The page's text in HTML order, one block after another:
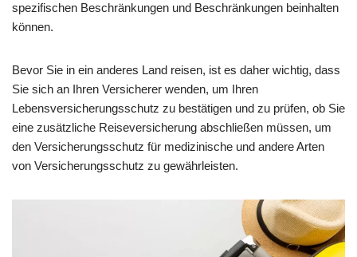
spezifischen Beschränkungen und Beschränkungen beinhalten
können.
Bevor Sie in ein anderes Land reisen, ist es daher wichtig, dass
Sie sich an Ihren Versicherer wenden, um Ihren
Lebensversicherungsschutz zu bestätigen und zu prüfen, ob Sie
eine zusätzliche Reiseversicherung abschließen müssen, um
den Versicherungsschutz für medizinische und andere Arten
von Versicherungsschutz zu gewährleisten.